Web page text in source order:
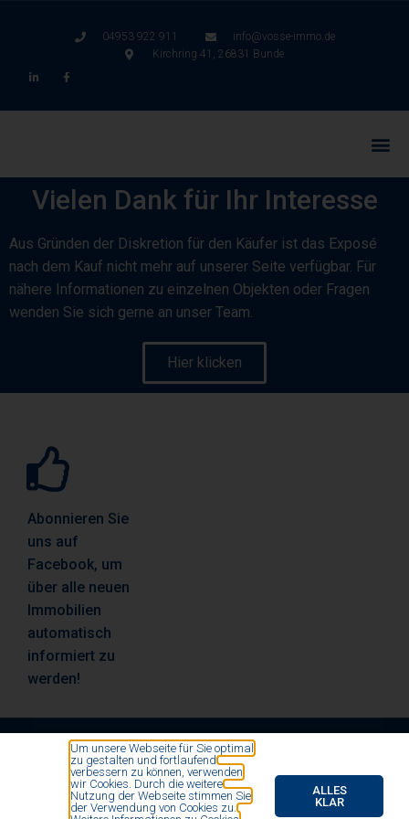
04953 922 911
info@vosse-immo.de
Kirchring 41, 26831 Bunde
Vielen Dank für Ihr Interesse
Aus Gründen der Diskretion für den Käufer ist das Exposé
nach dem Kauf nicht mehr auf unserer Seite verfügbar. Für
nähere Informationen zu einzelnen Objekten oder Fragen
wenden Sie sich gerne an unser Team.
Hier klicken
Abonnieren Sie
uns auf
Facebook, um
über alle neuen
Immobilien
automatisch
informiert zu
werden!
© All rights reserved by Vosse Immobilien- und
Finanzierungsmakler 2020
Um unsere Webseite für Sie optimal
zu gestalten und fortlaufend
verbessern zu können, verwenden
wir Cookies. Durch die weitere
Nutzung der Webseite stimmen Sie
der Verwendung von Cookies zu.
ALLES
KLAR